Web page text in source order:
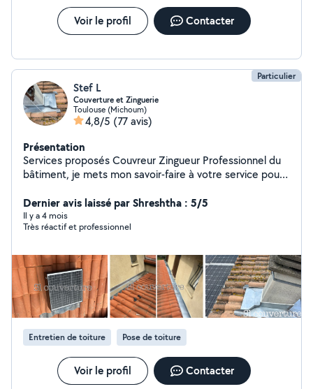
Voir le profil Contacter
Particulier
Stef L
Couverture et Zinguerie
Toulouse (Michoum)
4,8/5 (77 avis)
Présentation
Services proposés Couvreur Zingueur Professionnel du
bâtiment, je mets mon savoir-faire à votre service pour
hydrofuge (incolore ou coloré) : lavage et démoussage
de toiture Réalisation complète de couverture : pose et
rénovation de toiture Recherche et réparation de fuites
gouttières, chéneaux, raccords Entretien des espaces
verts : tonte et débroussaillage N'hésitez pas à me
contacter pour un devis ou toute information !
Dernier avis laissé par Shreshtha : 5/5
Il y a 4 mois
Très réactif et professionnel
Entretien de toiture Pose de toiture
Voir le profil Contacter